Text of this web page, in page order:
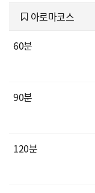
아로마코스
60분
90분
120분